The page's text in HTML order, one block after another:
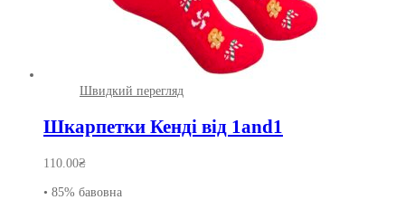
Швидкий перегляд
Шкарпетки Кенді від 1and1
110.00₴
• 85% бавовна